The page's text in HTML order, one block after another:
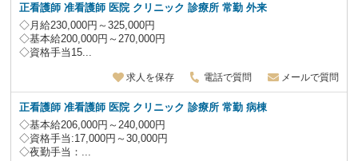
正看護師 准看護師 医院 クリニック 診療所 常勤 外来
◇月給230,000円～325,000円
◇基本給200,000円～270,000円
◇資格手当15...
求人を保存 電話で質問 メールで質問
正看護師 准看護師 医院 クリニック 診療所 常勤 病棟
◇基本給206,000円～240,000円
◇資格手当:17,000円～30,000円
◇夜勤手当：...